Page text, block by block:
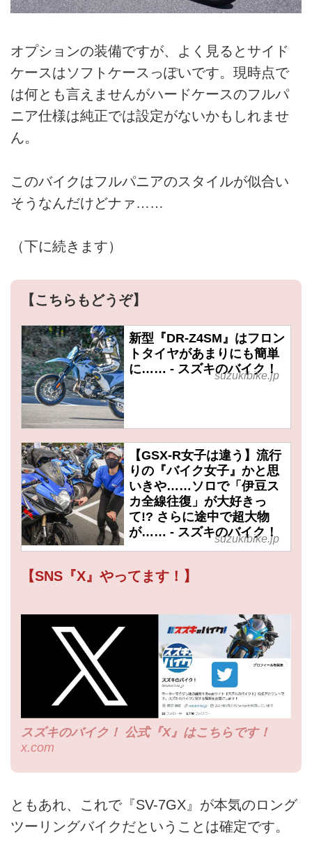
オプションの装備ですが、よく見るとサイド
ケースはソフトケースっぽいです。現時点で
は何とも言えませんがハードケースのフルパ
ニア仕様は純正では設定がないかもしれませ
ん。
このバイクはフルパニアのスタイルが似合い
そうなんだけどナァ……
（下に続きます）
【こちらもどうぞ】
新型『DR-Z4SM』はフロン
トタイヤがあまりにも簡単
に…… - スズキのバイク！
suzukibike.jp
【GSX-R女子は違う】流行
りの『バイク女子』かと思
いきや……ソロで「伊豆ス
カ全線往復」が大好きっ
て!? さらに途中で超大物
が…… - スズキのバイク！
suzukibike.jp
【SNS『X』やってます！】
スズキのバイク！ 公式『X』はこちらです！
x.com
ともあれ、これで『SV-7GX』が本気のロング
ツーリングバイクだということは確定です。